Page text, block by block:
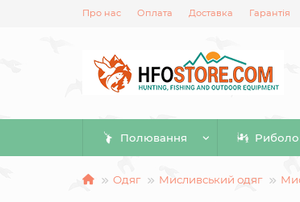
Про нас Оплата Доставка Гарантія
Полювання
Одяг Мисливський одяг